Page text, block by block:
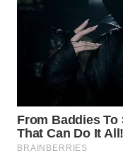
WN
INDRAMAYU
WN
MAJALENGKA